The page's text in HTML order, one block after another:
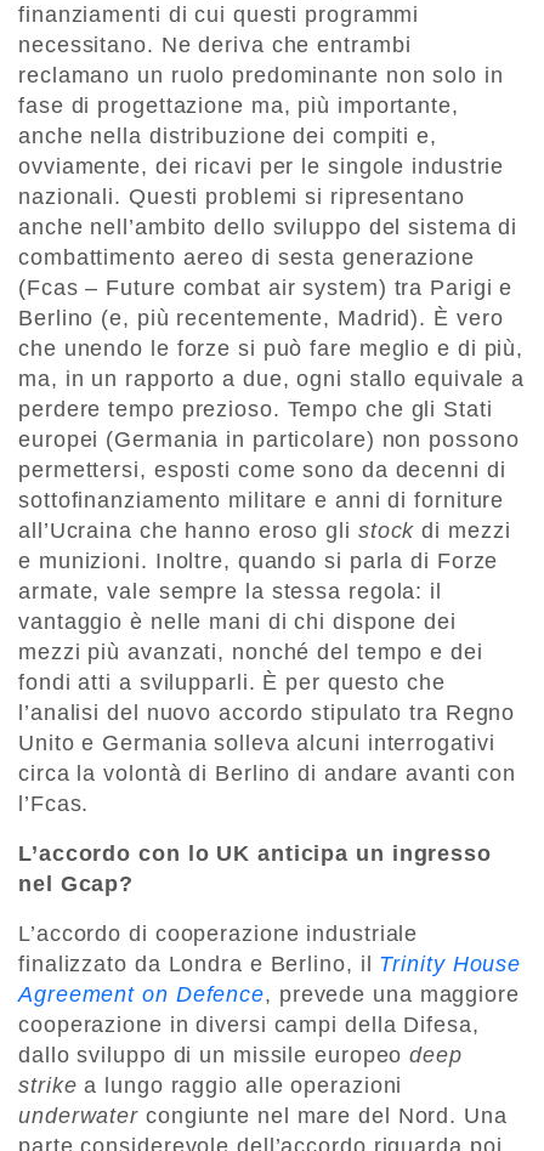
finanziamenti di cui questi programmi
necessitano. Ne deriva che entrambi
reclamano un ruolo predominante non solo in
fase di progettazione ma, più importante,
anche nella distribuzione dei compiti e,
ovviamente, dei ricavi per le singole industrie
nazionali. Questi problemi si ripresentano
anche nell’ambito dello sviluppo del sistema di
combattimento aereo di sesta generazione
(Fcas – Future combat air system) tra Parigi e
Berlino (e, più recentemente, Madrid). È vero
che unendo le forze si può fare meglio e di più,
ma, in un rapporto a due, ogni stallo equivale a
perdere tempo prezioso. Tempo che gli Stati
europei (Germania in particolare) non possono
permettersi, esposti come sono da decenni di
sottofinanziamento militare e anni di forniture
all’Ucraina che hanno eroso gli stockdi mezzi
e munizioni. Inoltre, quando si parla di Forze
armate, vale sempre la stessa regola: il
vantaggio è nelle mani di chi dispone dei
mezzi più avanzati, nonché del tempo e dei
fondi atti a svilupparli. È per questo che
l’analisi del nuovo accordo stipulato tra Regno
Unito e Germania solleva alcuni interrogativi
circa la volontà di Berlino di andare avanti con
l’Fcas.
L’accordo con lo UK anticipa un ingresso
nel Gcap?
L’accordo di cooperazione industriale
finalizzato da Londra e Berlino, il Trinity House
Agreement on Defence, prevede una maggiore
cooperazione in diversi campi della Difesa,
dallo sviluppo di un missile europeodeep
strike a lungo raggio alle operazioni
underwater congiunte nel mare del Nord. Una
parte considerevole dell’accordo riguarda poi